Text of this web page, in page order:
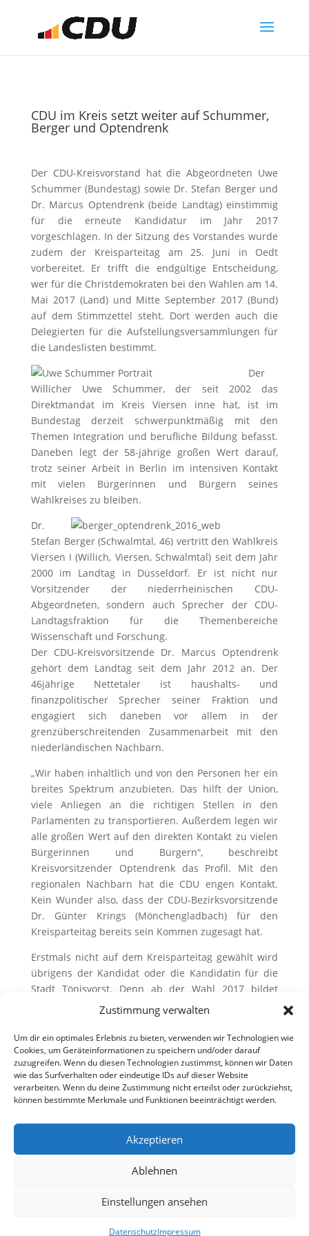
Zustimmung verwalten
Um dir ein optimales Erlebnis zu bieten, verwenden wir Technologien wie
Cookies, um Geräteinformationen zu speichern und/oder darauf
zuzugreifen. Wenn du diesen Technologien zustimmst, können wir Daten
wie das Surfverhalten oder eindeutige IDs auf dieser Website
verarbeiten. Wenn du deine Zustimmung nicht erteilst oder zurückziehst,
können bestimmte Merkmale und Funktionen beeinträchtigt werden.
Akzeptieren
Ablehnen
Einstellungen ansehen
DatenschutzImpressum
CDU im Kreis setzt weiter auf Schummer,
Berger und Optendrenk
Der CDU-Kreisvorstand hat die Abgeordneten Uwe
Schummer (Bundestag) sowie Dr. Stefan Berger und
Dr. Marcus Optendrenk (beide Landtag) einstimmig
für die erneute Kandidatur im Jahr 2017
vorgeschlagen. In der Sitzung des Vorstandes wurde
zudem der Kreisparteitag am 25. Juni in Oedt
vorbereitet. Er trifft die endgültige Entscheidung,
wer für die Christdemokraten bei den Wahlen am 14.
Mai 2017 (Land) und Mitte September 2017 (Bund)
auf dem Stimmzettel steht. Dort werden auch die
Delegierten für die Aufstellungsversammlungen für
die Landeslisten bestimmt.
Der
Willicher Uwe Schummer, der seit 2002 das
Direktmandat im Kreis Viersen inne hat, ist im
Bundestag derzeit schwerpunktmäßig mit den
Themen Integration und berufliche Bildung befasst.
Daneben legt der 58-jährige großen Wert darauf,
trotz seiner Arbeit in Berlin im intensiven Kontakt
mit vielen Bürgerinnen und Bürgern seines
Wahlkreises zu bleiben.
Dr.
Stefan Berger (Schwalmtal, 46) vertritt den Wahlkreis
Viersen I (Willich, Viersen, Schwalmtal) seit dem Jahr
2000 im Landtag in Düsseldorf. Er ist nicht nur
Vorsitzender der niederrheinischen CDU-
Abgeordneten, sondern auch Sprecher der CDU-
Landtagsfraktion für die Themenbereiche
Wissenschaft und Forschung.
Der CDU-Kreisvorsitzende Dr. Marcus Optendrenk
gehört dem Landtag seit dem Jahr 2012 an. Der
46jährige Nettetaler ist haushalts- und
finanzpolitischer Sprecher seiner Fraktion und
engagiert sich daneben vor allem in der
grenzüberschreitenden Zusammenarbeit mit den
niederländischen Nachbarn.
„Wir haben inhaltlich und von den Personen her ein
breites Spektrum anzubieten. Das hilft der Union,
viele Anliegen an die richtigen Stellen in den
Parlamenten zu transportieren. Außerdem legen wir
alle großen Wert auf den direkten Kontakt zu vielen
Bürgerinnen und Bürgern“, beschreibt
Kreisvorsitzender Optendrenk das Profil. Mit den
regionalen Nachbarn hat die CDU engen Kontakt.
Kein Wunder also, dass der CDU-Bezirksvorsitzende
Dr. Günter Krings (Mönchengladbach) für den
Kreisparteitag bereits sein Kommen zugesagt hat.
Erstmals nicht auf dem Kreisparteitag gewählt wird
übrigens der Kandidat oder die Kandidatin für die
Stadt Tönisvorst. Denn ab der Wahl 2017 bildet
Tönisvorst mit dem Krefelder Süden einen
gemeinsamen Landtagswahlkreis. Dort kandidiert für
Tönisvorst der 40jährige Dr. Dirk Louy gegen eine
Krefelder Bewerberin.